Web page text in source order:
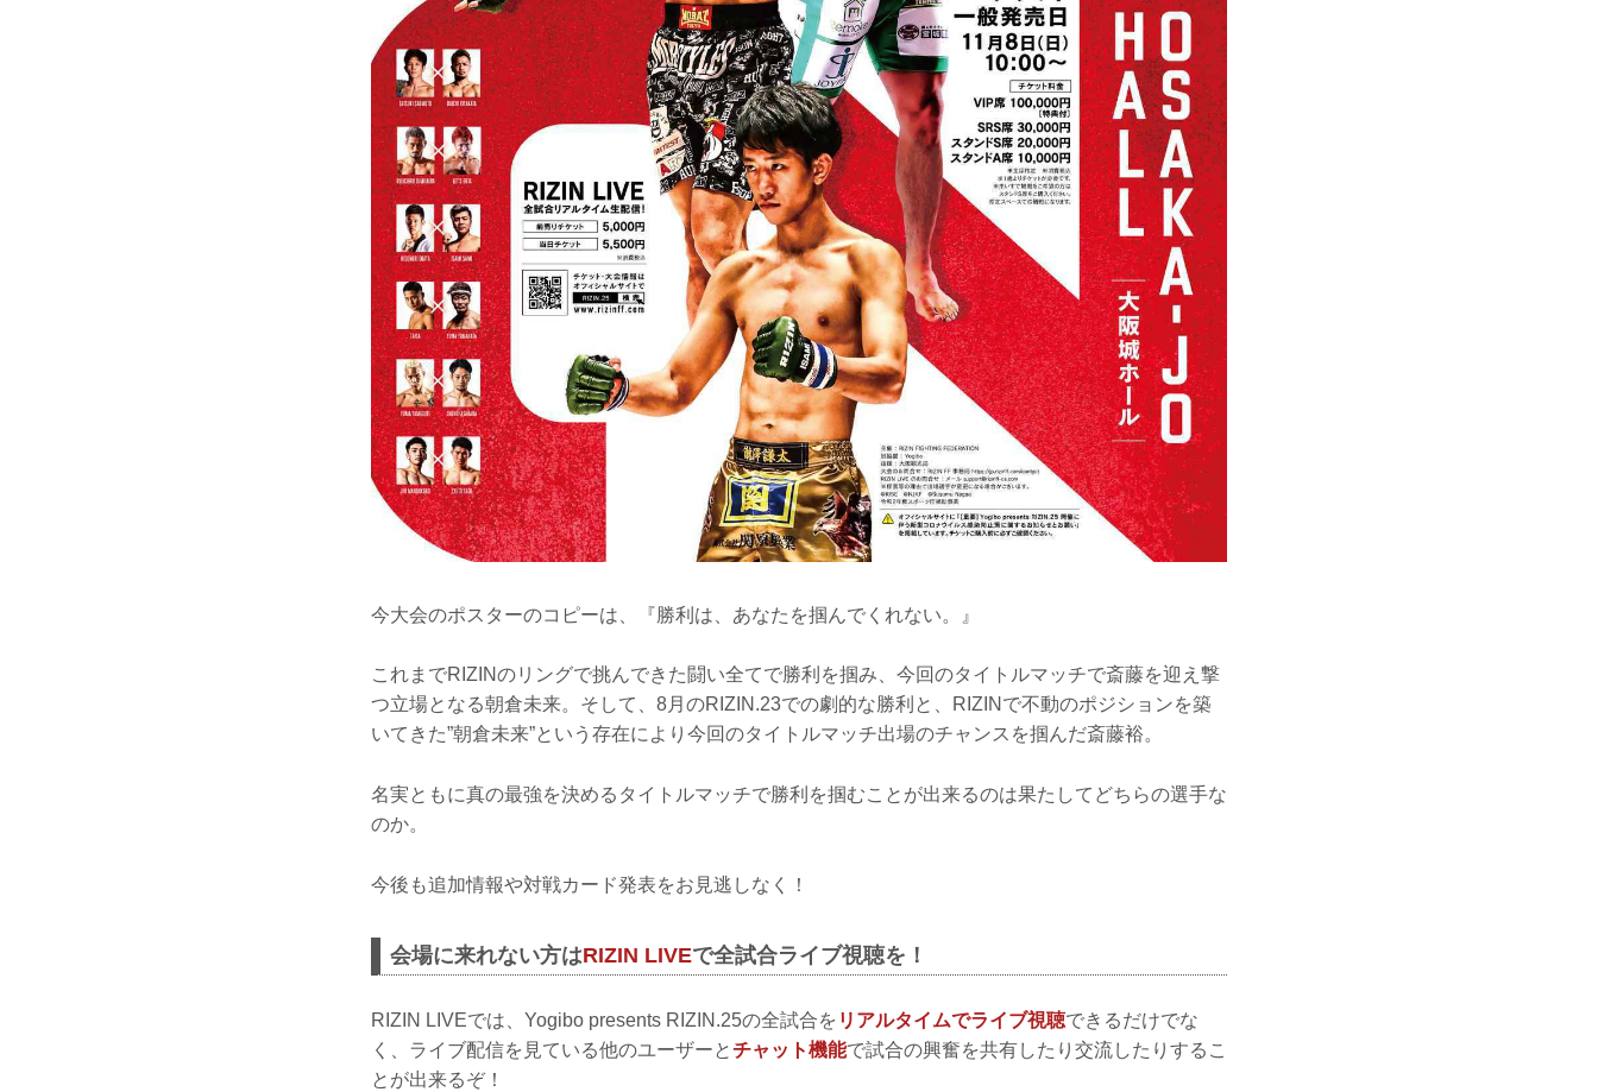
今大会のポスターのコピーは、『勝利は、あなたを掴んでくれない。』
これまでRIZINのリングで挑んできた闘い全てで勝利を掴み、今回のタイトルマッチで斎藤を迎え撃
つ立場となる朝倉未来。そして、8月のRIZIN.23での劇的な勝利と、RIZINで不動のポジションを築
いてきた”朝倉未来”という存在により今回のタイトルマッチ出場のチャンスを掴んだ斎藤裕。
名実ともに真の最強を決めるタイトルマッチで勝利を掴むことが出来るのは果たしてどちらの選手な
のか。
今後も追加情報や対戦カード発表をお見逃しなく！
会場に来れない方はRIZIN LIVEで全試合ライブ視聴を！
RIZIN LIVEでは、Yogibo presents RIZIN.25の全試合を リアルタイムでライブ視聴できるだけでな
く、ライブ配信を見ている他のユーザーとチャット機能で試合の興奮を共有したり交流したりするこ
とが出来るぞ！